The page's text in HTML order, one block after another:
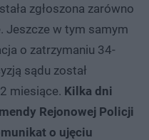
zgłoszona zarówno
Jeszcze w tym samym
o zatrzymaniu 34-
sądu został
miesiące. Kilka dni
Rejonowej Policji
o ujęciu